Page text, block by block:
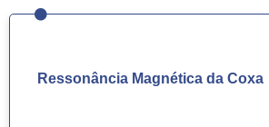
Ressonância Magnética da Coxa